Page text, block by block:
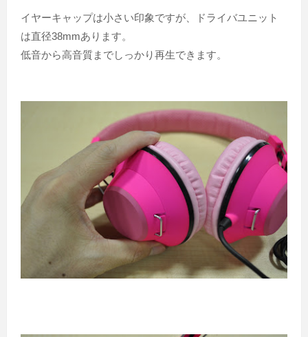
イヤーキャップは小さい印象ですが、ドライバユニット
は直径38mmあります。
低音から高音質までしっかり再生できます。